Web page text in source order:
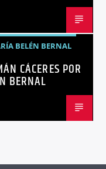
BELÉN BERNAL
CÁCERES POR
BERNAL